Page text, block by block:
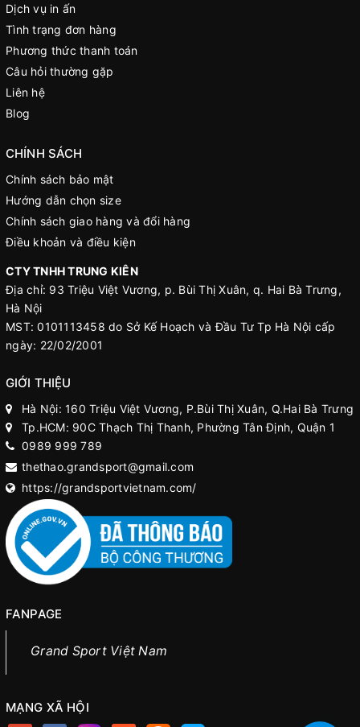
Dịch vụ in ấn
Tình trạng đơn hàng
Phương thức thanh toán
Câu hỏi thường gặp
Liên hệ
Blog
CHÍNH SÁCH
Chính sách bảo mật
Hướng dẫn chọn size
Chính sách giao hàng và đổi hàng
Điều khoản và điều kiện
CTY TNHH TRUNG KIÊN
Địa chỉ: 93 Triệu Việt Vương, p. Bùi Thị Xuân, q. Hai Bà Trưng,
Hà Nội
MST: 0101113458 do Sở Kế Hoạch và Đầu Tư Tp Hà Nội cấp
ngày: 22/02/2001
GIỚI THIỆU
Hà Nội: 160 Triệu Việt Vương, P.Bùi Thị Xuân, Q.Hai Bà Trưng
Tp.HCM: 90C Thạch Thị Thanh, Phường Tân Định, Quận 1
0989 999 789
thethao.grandsport@gmail.com
https://grandsportvietnam.com/
FANPAGE
Grand Sport Việt Nam
MẠNG XÃ HỘI